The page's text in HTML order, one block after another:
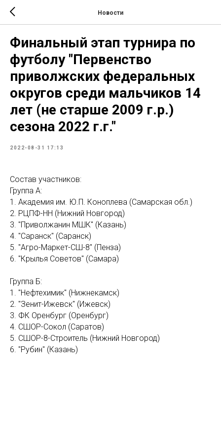
Новости
Финальный этап турнира по
футболу "Первенство
приволжских федеральных
округов среди мальчиков 14
лет (не старше 2009 г.р.)
сезона 2022 г.г."
2022-08-31 17:13
Состав участников:
Группа А:
1. Академия им. Ю.П. Коноплева (Самарская обл.)
2. РЦПФ-НН (Нижний Новгород)
3. "Приволжанин МШК" (Казань)
4. "Саранск" (Саранск)
5. "Агро-Маркет-СШ-8" (Пенза)
6. "Крылья Советов" (Самара)
Группа Б:
1. "Нефтехимик" (Нижнекамск)
2. "Зенит-Ижевск" (Ижевск)
3. ФК Оренбург (Оренбург)
4. СШОР-Сокол (Саратов)
5. СШОР-8-Строитель (Нижний Новгород)
6. "Рубин" (Казань)